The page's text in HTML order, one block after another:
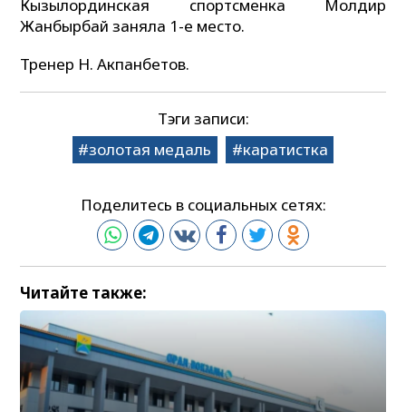
Кызылординская спортсменка Молдир
Жанбырбай заняла 1-е место.
Тренер Н. Акпанбетов.
Тэги записи:
золотая медаль
каратистка
Поделитесь в социальных сетях:
Читайте также: